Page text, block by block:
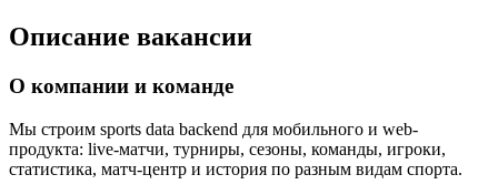
Описание вакансии
О компании и команде
Мы строим sports data backend для мобильного и web-
продукта: live-матчи, турниры, сезоны, команды, игроки,
статистика, матч-центр и история по разным видам спорта.